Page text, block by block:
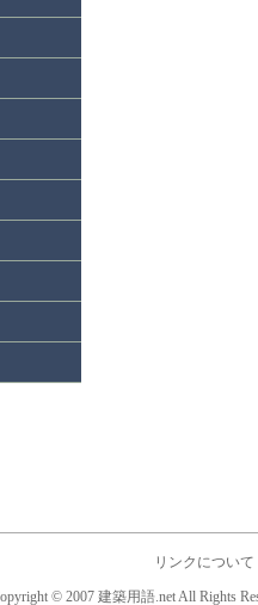
リンクについて
© 2007 建築用語.net All Rights